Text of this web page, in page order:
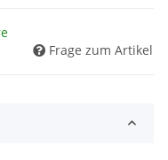
Frage zum Artikel